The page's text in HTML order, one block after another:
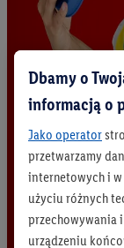
Dbamy o
informacją o
Jako operator
przetwarzamy
internetowych i w
użyciu różnych
przechowywania
urządzeniu